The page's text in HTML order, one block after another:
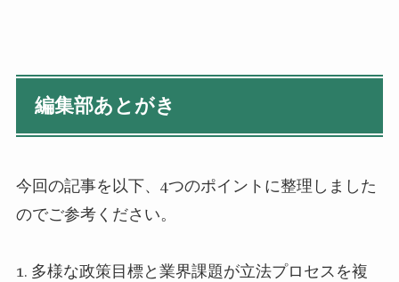
編集部あとがき
今回の記事を以下、4つのポイントに整理しました
のでご参考ください。
1. 多様な政策目標と業界課題が立法プロセスを複